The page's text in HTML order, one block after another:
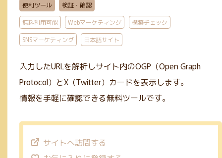
テーブル(3) サブスクあり(21)
クレジット表記不要(58) Webマーケティング(12) JavaScript(6)
mov(2) WebP変換(1) デザイン(71)
コーディング(70) Photoshop(3) 初学者向け(27)
構築チェック(10) Illustrator(1)
便利ツール 検証・確認
無料利用可能 Webマーケティング 構築チェック
SNSマーケティング 日本語サイト
入力したURLを解析しサイト内のOGP（Open Graph
Protocol）とX（Twitter）カードを表示します。
情報を手軽に確認できる無料ツールです。
サイトへ訪問する